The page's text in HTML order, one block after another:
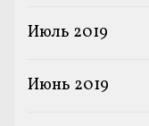
Июль 2019
Июнь 2019